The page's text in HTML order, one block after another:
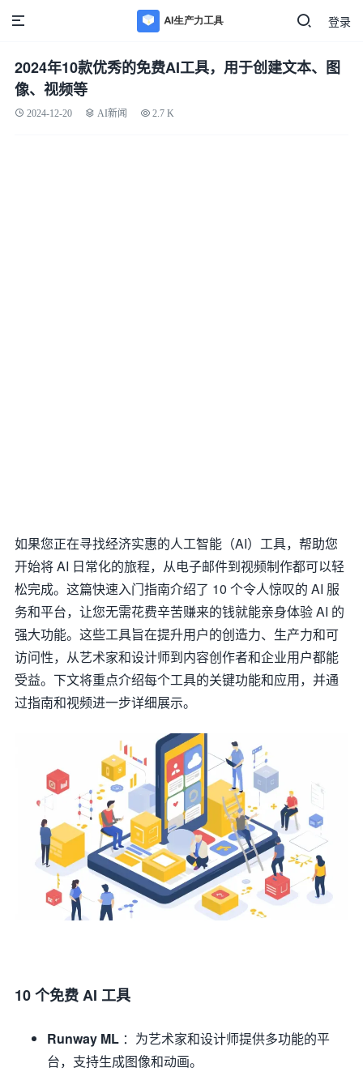
登录
2024年10款优秀的免费AI工具，用于创建文本、图
像、视频等
2024-12-20 AI新闻 2.7 K
如果您正在寻找经济实惠的人工智能（AI）工具，帮助您
开始将 AI 日常化的旅程，从电子邮件到视频制作都可以轻
松完成。这篇快速入门指南介绍了 10 个令人惊叹的 AI 服
务和平台，让您无需花费辛苦赚来的钱就能亲身体验 AI 的
强大功能。这些工具旨在提升用户的创造力、生产力和可
访问性，从艺术家和设计师到内容创作者和企业用户都能
受益。下文将重点介绍每个工具的关键功能和应用，并通
过指南和视频进一步详细展示。
10 个免费 AI 工具
Runway ML ：为艺术家和设计师提供多功能的平
台，支持生成图像和动画。